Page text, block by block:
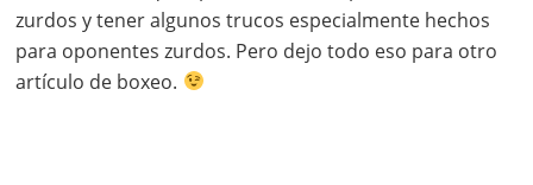
zurdos y tener algunos trucos especialmente hechos
para oponentes zurdos. Pero dejo todo eso para otro
artículo de boxeo.